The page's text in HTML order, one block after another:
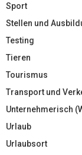
Sport
Stellen und
Testing
Tieren
Tourismus
Transport und
Unternehmerisch
Urlaub
Urlaubsort